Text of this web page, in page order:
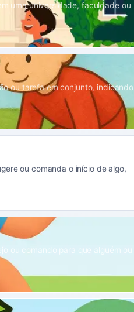
uma universidade, faculdade ou
ou tarefa em conjunto, indicando
ou comanda o início de algo,
ou comando para que alguém ou